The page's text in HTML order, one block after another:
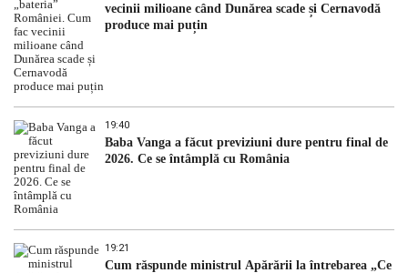
vecinii milioane când Dunărea scade și Cernavodă
produce mai puțin
19:40
Baba Vanga a făcut previziuni dure pentru final de
2026. Ce se întâmplă cu România
19:21
Cum răspunde ministrul Apărării la întrebarea „Ce